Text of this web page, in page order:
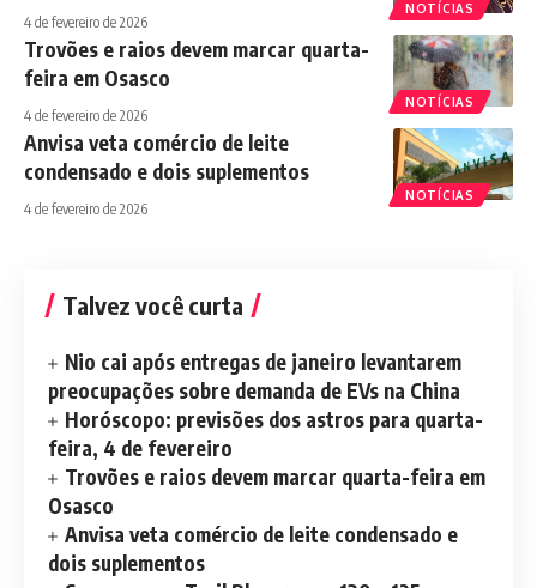
NOTÍCIAS
4 de fevereiro de 2026
NOTÍCIAS
Trovões e raios devem marcar quarta-
feira em Osasco
4 de fevereiro de 2026
NOTÍCIAS
Anvisa veta comércio de leite
condensado e dois suplementos
4 de fevereiro de 2026
Talvez você curta
Nio cai após entregas de janeiro levantarem
preocupações sobre demanda de EVs na China
Horóscopo: previsões dos astros para quarta-
feira, 4 de fevereiro
Trovões e raios devem marcar quarta-feira em
Osasco
Anvisa veta comércio de leite condensado e
dois suplementos